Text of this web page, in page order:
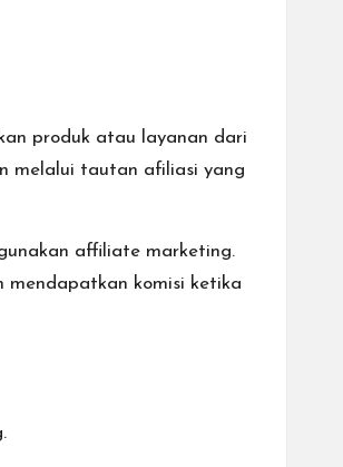
produk atau layanan dari
melalui tautan afiliasi yang
affiliate marketing.
komisi ketika